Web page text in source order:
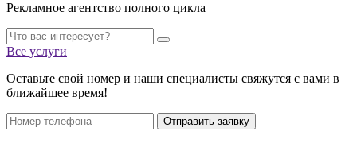
Рекламное агентство полного цикла
Все услуги
Оставьте свой номер и наши специалисты свяжутся с вами в
ближайшее время!
Отправить заявку